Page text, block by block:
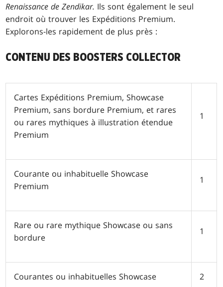
Renaissance de Zendikar. Ils sont également le seul
endroit où trouver les Expéditions Premium.
Explorons-les rapidement de plus près :
CONTENU DES BOOSTERS COLLECTOR
Cartes Expéditions Premium, Showcase
Premium, sans bordure Premium, et rares
ou rares mythiques à illustration étendue
Premium
1
Courante ou inhabituelle Showcase
Premium
1
Rare ou rare mythique Showcase ou sans
bordure
1
Courantes ou inhabituelles Showcase 2